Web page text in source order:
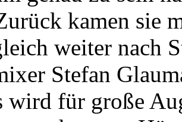
kamen sie
weiter nach
Stefan
wird für große